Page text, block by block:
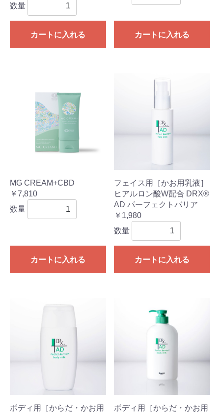
数量
カートに入れる カートに入れる
MG CREAM+CBD
￥7,810
数量
カートに入れる
フェイス用［かお用乳液］
ヒアルロン酸W配合 DRX®︎
AD パーフェクトバリア
￥1,980
数量
カートに入れる
ボディ用［からだ・かお用 ボディ用［からだ・かお用